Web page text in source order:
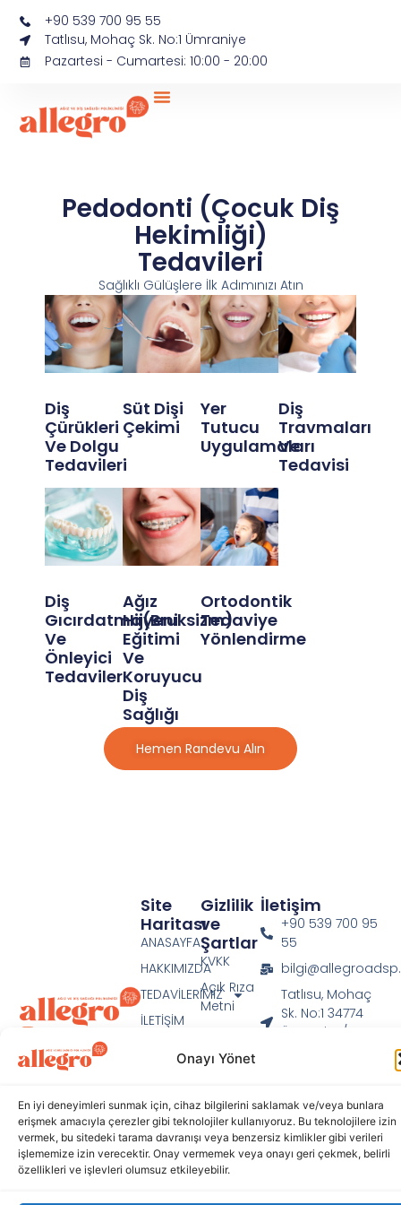
Onayı Yönet
En iyi deneyimleri sunmak için, cihaz bilgilerini saklamak ve/veya bunlara
erişmek amacıyla çerezler gibi teknolojiler kullanıyoruz. Bu teknolojilere izin
vermek, bu sitedeki tarama davranışı veya benzersiz kimlikler gibi verileri
işlememize izin verecektir. Onay vermemek veya onayı geri çekmek, belirli
özellikleri ve işlevleri olumsuz etkileyebilir.
+90 539 700 95 55
Tatlısu, Mohaç Sk. No:1 Ümraniye
Pazartesi - Cumartesi: 10:00 - 20:00
Pedodonti (Çocuk Diş
Hekimliği)
Tedavileri
Sağlıklı Gülüşlere İlk Adımınızı Atın
Diş
Çürükleri
Ve Dolgu
Tedavileri
Süt Dişi
Çekimi
Yer
Tutucu
Uygulamaları
Diş
Travmaları
Ve
Tedavisi
Diş
Gıcırdatma(Bruksizm)
Ve
Önleyici
Tedaviler
Ağız
Hijyeni
Eğitimi
Ve
Koruyucu
Diş
Sağlığı
Ortodontik
Tedaviye
Yönlendirme
Hemen Randevu Alın
Gizlilik
ve
Şartlar
KVKK
Açık Rıza
Metni
Politikası
(AB)
Ayarları
Site
Haritası
ANASAYFA
HAKKIMIZDA
TEDAVİLERİMİZ
İLETİŞİM
Switcher
İletişim
+90 539 700 95
55
Tatlısu, Mohaç
Sk. No:1 34774
Ümraniye/